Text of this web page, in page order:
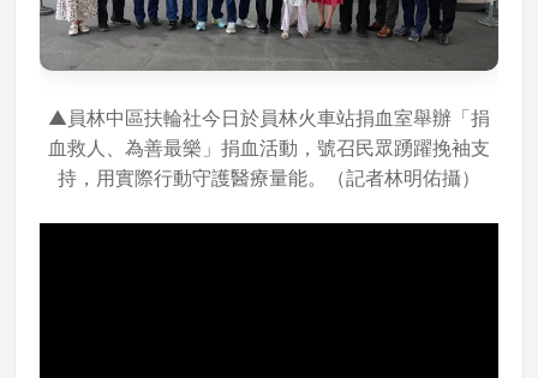
▲員林中區扶輪社今日於員林火車站捐血室舉辦「捐
血救人、為善最樂」捐血活動，號召民眾踴躍挽袖支
持，用實際行動守護醫療量能。（記者林明佑攝）